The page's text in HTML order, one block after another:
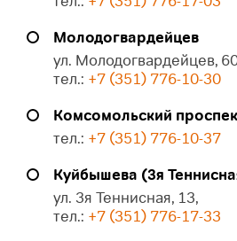
Молодогвардейцев
ул. Молодогвардейцев,
тел.: +7 (351) 776-10-30
Комсомольский
тел.: +7 (351) 776-10-37
Куйбышева (3я
ул. 3я Теннисная, 13,
тел.: +7 (351) 776-17-33